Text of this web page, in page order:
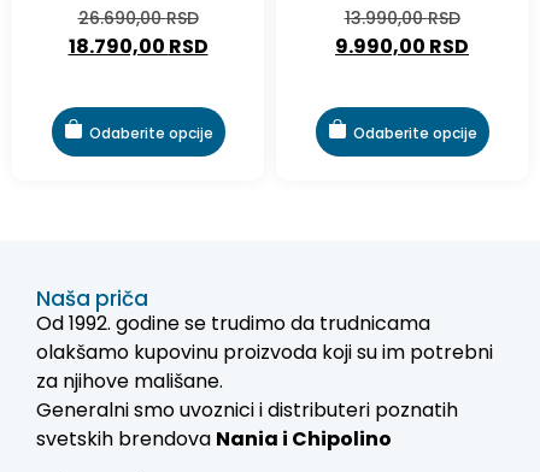
26.690,00RSD
18.790,00 RSD
Odaberite opcije
13.990,00RSD
9.990,00 RSD
Odaberite opcije
Naša priča
Od 1992. godine se trudimo da trudnicama
olakšamo kupovinu proizvoda koji su im potrebni
za njihove mališane.
Generalni smo uvoznici i distributeri poznatih
svetskih brendova Nania i Chipolino